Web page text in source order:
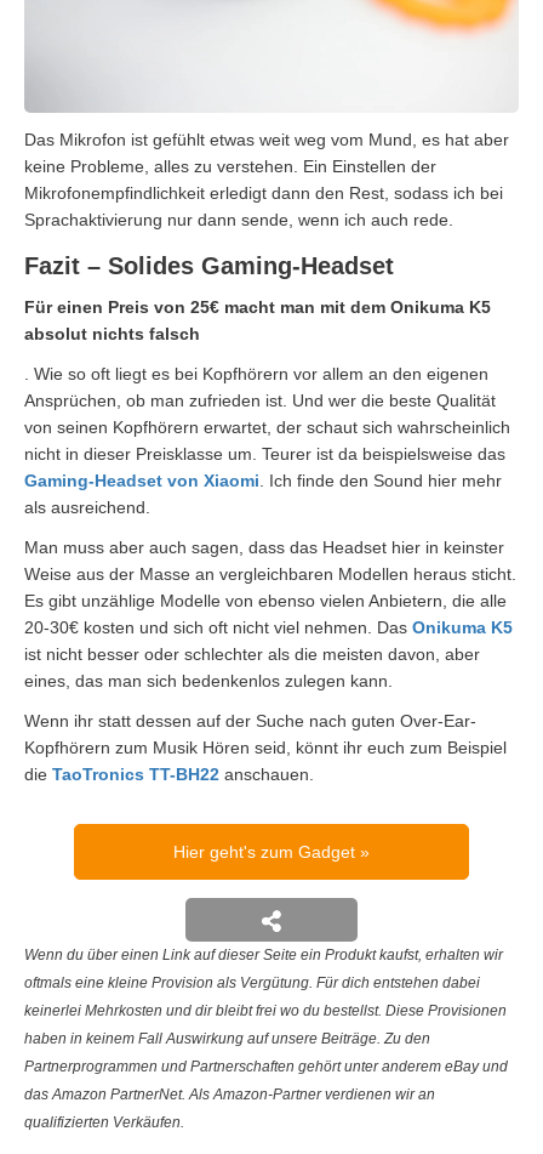
Das Mikrofon ist gefühlt etwas weit weg vom Mund, es hat aber
keine Probleme, alles zu verstehen. Ein Einstellen der
Mikrofonempfindlichkeit erledigt dann den Rest, sodass ich bei
Sprachaktivierung nur dann sende, wenn ich auch rede.
Fazit – Solides Gaming-Headset
Für einen Preis von 25€ macht man mit dem Onikuma K5
absolut nichts falsch
. Wie so oft liegt es bei Kopfhörern vor allem an den eigenen
Ansprüchen, ob man zufrieden ist. Und wer die beste Qualität
von seinen Kopfhörern erwartet, der schaut sich wahrscheinlich
nicht in dieser Preisklasse um. Teurer ist da beispielsweise das
Gaming-Headset von Xiaomi . Ich finde den Sound hier mehr
als ausreichend.
Man muss aber auch sagen, dass das Headset hier in keinster
Weise aus der Masse an vergleichbaren Modellen heraus sticht.
Es gibt unzählige Modelle von ebenso vielen Anbietern, die alle
20-30€ kosten und sich oft nicht viel nehmen. Das Onikuma K5
ist nicht besser oder schlechter als die meisten davon, aber
eines, das man sich bedenkenlos zulegen kann.
Wenn ihr statt dessen auf der Suche nach guten Over-Ear-
Kopfhörern zum Musik Hören seid, könnt ihr euch zum Beispiel
die TaoTronics TT-BH22 anschauen.
Hier geht's zum Gadget
Wenn du über einen Link auf dieser Seite ein Produkt kaufst, erhalten wir
oftmals eine kleine Provision als Vergütung. Für dich entstehen dabei
keinerlei Mehrkosten und dir bleibt frei wo du bestellst. Diese Provisionen
haben in keinem Fall Auswirkung auf unsere Beiträge. Zu den
Partnerprogrammen und Partnerschaften gehört unter anderem eBay und
das Amazon PartnerNet. Als Amazon-Partner verdienen wir an
qualifizierten Verkäufen.